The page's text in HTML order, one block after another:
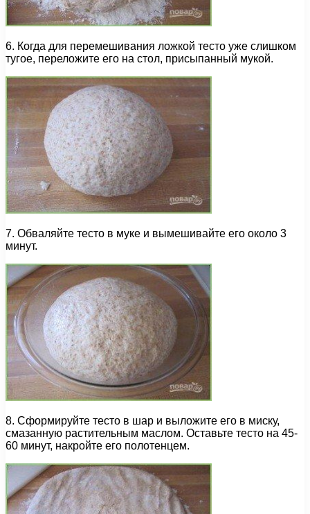
6. Когда для перемешивания ложкой тесто уже слишком
тугое, переложите его на стол, присыпанный мукой.
7. Обваляйте тесто в муке и вымешивайте его около 3
минут.
8. Сформируйте тесто в шар и выложите его в миску,
смазанную растительным маслом. Оставьте тесто на 45-
60 минут, накройте его полотенцем.